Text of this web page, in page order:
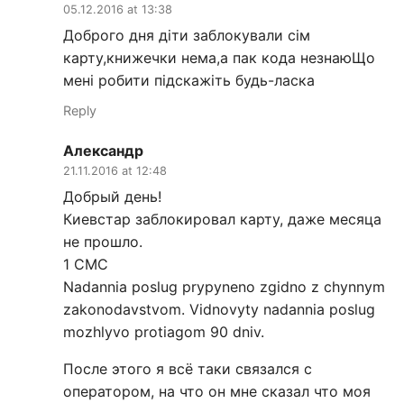
05.12.2016 at 13:38
Доброго дня діти заблокували сім
карту,книжечки нема,а пак кода незнаюЩо
мені робити підскажіть будь-ласка
Reply
Александр
21.11.2016 at 12:48
Добрый день!
Киевстар заблокировал карту, даже месяца
не прошло.
1 СМС
Nadannia poslug prypyneno zgidno z chynnym
zakonodavstvom. Vidnovyty nadannia poslug
mozhlyvo protiagom 90 dniv.
После этого я всё таки связался с
оператором, на что он мне сказал что моя